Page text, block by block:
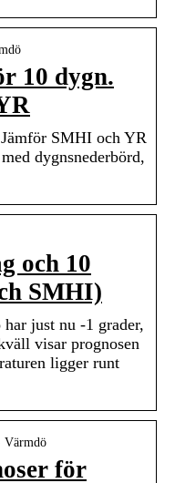
10 dygn.
SMHI och YR
dygnsnederbörd,
och 10
SMHI)
just nu -1 grader,
visar prognosen
ligger runt
Värmdö
för